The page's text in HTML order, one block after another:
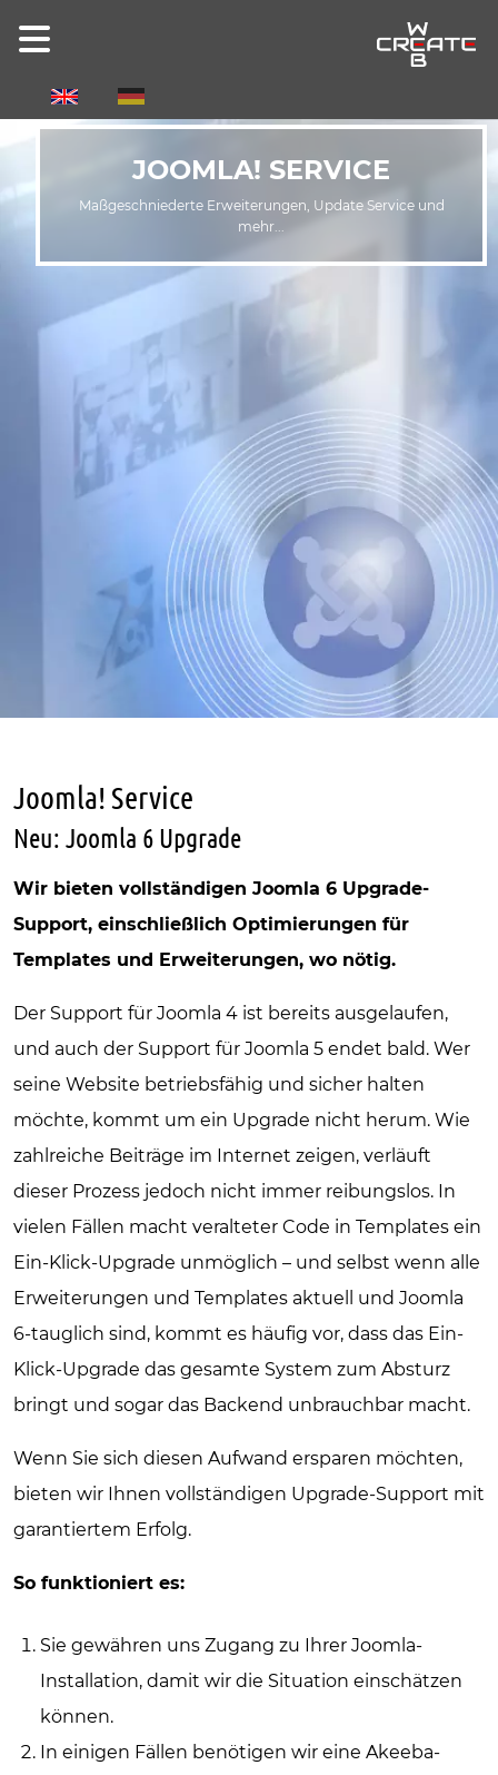
Select your language
JOOMLA! SERVICE
Maßgeschniederte Erweiterungen, Update Service und
mehr...
Joomla! Service
Neu: Joomla 6 Upgrade
Wir bieten vollständigen Joomla 6 Upgrade-
Support, einschließlich Optimierungen für
Templates und Erweiterungen, wo nötig.
Der Support für Joomla 4 ist bereits ausgelaufen,
und auch der Support für Joomla 5 endet bald. Wer
seine Website betriebsfähig und sicher halten
möchte, kommt um ein Upgrade nicht herum. Wie
zahlreiche Beiträge im Internet zeigen, verläuft
dieser Prozess jedoch nicht immer reibungslos. In
vielen Fällen macht veralteter Code in Templates ein
Ein-Klick-Upgrade unmöglich – und selbst wenn alle
Erweiterungen und Templates aktuell und Joomla
6-tauglich sind, kommt es häufig vor, dass das Ein-
Klick-Upgrade das gesamte System zum Absturz
bringt und sogar das Backend unbrauchbar macht.
Wenn Sie sich diesen Aufwand ersparen möchten,
bieten wir Ihnen vollständigen Upgrade-Support mit
garantiertem Erfolg.
So funktioniert es:
Sie gewähren uns Zugang zu Ihrer Joomla-
Installation, damit wir die Situation einschätzen
können.
In einigen Fällen benötigen wir eine Akeeba-